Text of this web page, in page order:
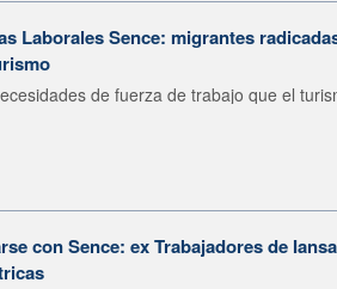
Laborales Sence: migrantes
de fuerza de trabajo que el
con Sence: ex Trabajadores de